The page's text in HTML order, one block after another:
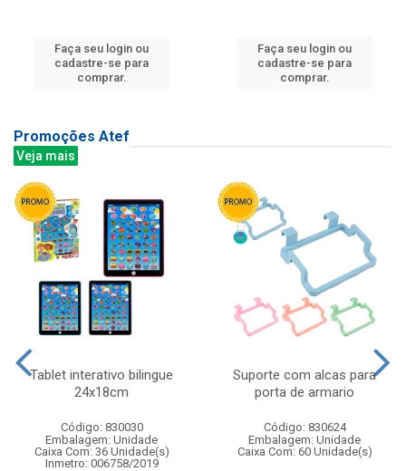
Faça seu login ou
cadastre-se para
comprar.
Faça seu login ou
cadastre-se para
comprar.
Promoções Atef
Veja mais
Tablet interativo bilingue
24x18cm
Código: 830030
Embalagem: Unidade
Caixa Com: 36 Unidade(s)
Inmetro: 006758/2019
Suporte com alcas para
porta de armario
Código: 830624
Embalagem: Unidade
Caixa Com: 60 Unidade(s)